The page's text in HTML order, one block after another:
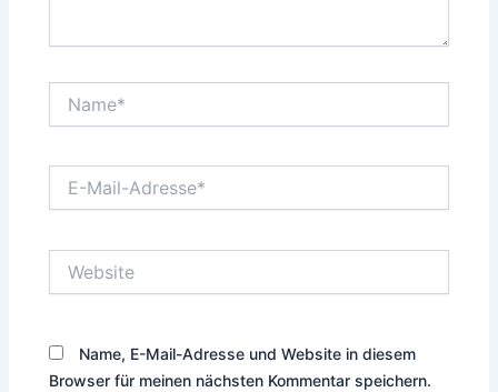
Mail-
Name, E-Mail-Adresse und Website in diesem
Browser für meinen nächsten Kommentar speichern.